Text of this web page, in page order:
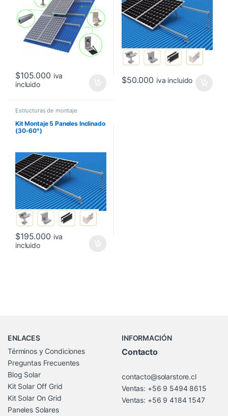
$105.000 iva
incluido
$50.000 iva incluido
Estructuras de montaje
Kit Montaje 5 Paneles Inclinado
(30-60°)
$195.000 iva
incluido
ENLACES
Términos y Condiciones
Preguntas Frecuentes
Blog Solar
Kit Solar Off Grid
Kit Solar On Grid
Paneles Solares
INFORMACIÓN
Contacto
contacto@solarstore.cl
Ventas: +56 9 5494 8615
Ventas: +56 9 4184 1547